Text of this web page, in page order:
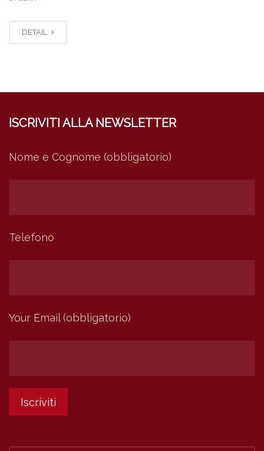
DETAIL
ISCRIVITI ALLA NEWSLETTER
Nome e Cognome (obbligatorio)
Telefono
Your Email (obbligatorio)